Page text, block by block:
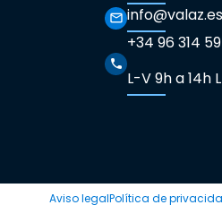
mail_outline info@valaz.es
phone
+34 96 314
L-V 9h a 14h
Aviso legalPolítica de